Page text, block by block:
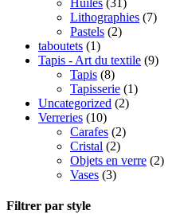
Lithographies (7)
Pastels (2)
taboutets (1)
Tapis - Art du textile (9)
Tapis (8)
Tapisserie (1)
Uncategorized (2)
Verreries (10)
Carafes (2)
Cristal (2)
Objets en verre (2)
Vases (3)
Filtrer par style